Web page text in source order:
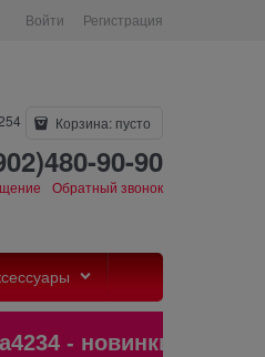
Войти Регистрация
Корзина: пусто
90-90
Обратный звонок
-